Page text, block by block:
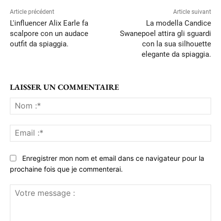
Article précédent
L'influencer Alix Earle fa
scalpore con un audace
outfit da spiaggia.
Article suivant
La modella Candice
Swanepoel attira gli sguardi
con la sua silhouette
elegante da spiaggia.
LAISSER UN COMMENTAIRE
:*
:*
Enregistrer mon nom et email dans ce navigateur pour la
prochaine fois que je commenterai.